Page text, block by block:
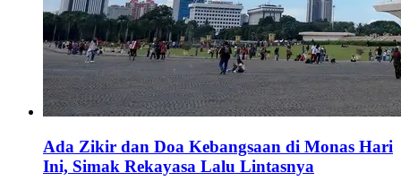
Ada Zikir dan Doa Kebangsaan di Monas Hari
Ini, Simak Rekayasa Lalu Lintasnya